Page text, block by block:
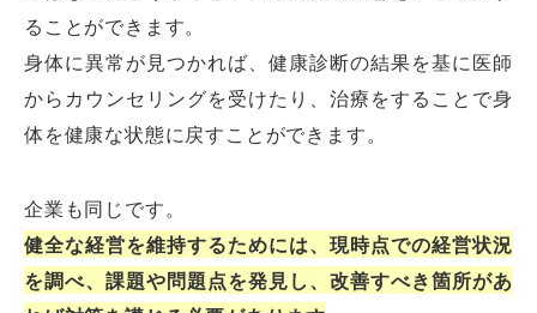
ることができます。
身体に異常が見つかれば、健康診断の結果を基に医師
からカウンセリングを受けたり、治療をすることで身
体を健康な状態に戻すことができます。
企業も同じです。
健全な経営を維持するためには、現時点での経営状況
を調べ、課題や問題点を発見し、改善すべき箇所があ